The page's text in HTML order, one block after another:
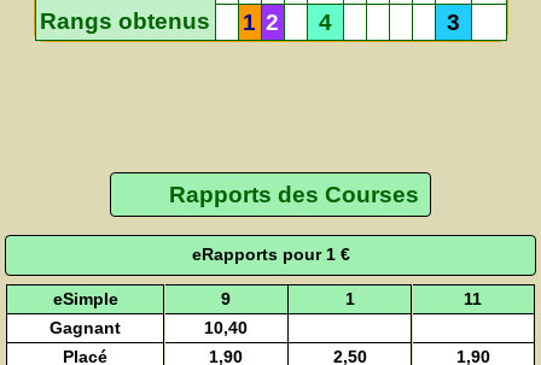
Rangs obtenus
1 2 4 3
Rapports des Courses
eRapports pour 1 €
eSimple 9 1
11
Gagnant
10,40
Placé
1,90 2,50 1,90